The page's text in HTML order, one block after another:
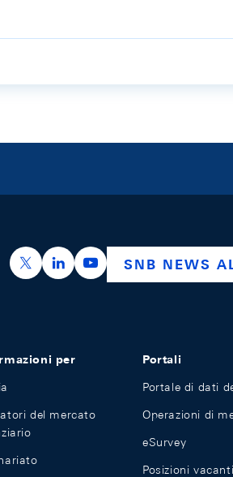
https://x.com/snb_bns
https://ch.linkedin.com/
https://SNB NEWS
per
del mercato
Portali
Portale di dati
Operazioni di
eSurvey
Posizioni vacanti